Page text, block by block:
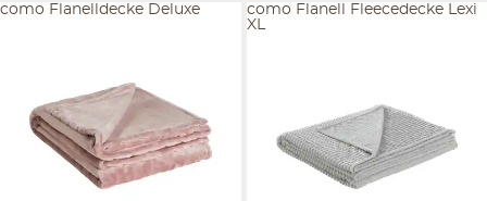
como Flanelldecke Deluxe
como Flanell Fleecedecke Lexi
XL